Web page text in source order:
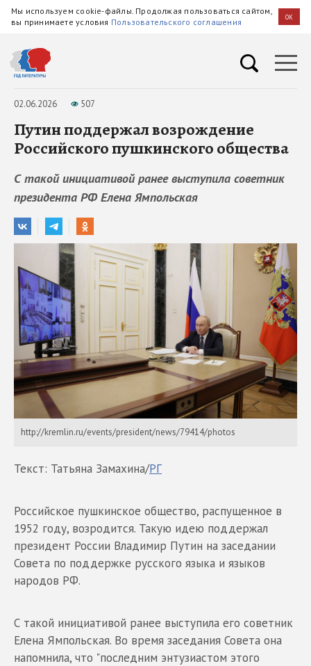
Мы используем cookie-файлы. Продолжая пользоваться сайтом,
вы принимаете условия Пользовательского соглашения OK
02.06.2026 507
Путин поддержал возрождение
Российского пушкинского общества
С такой инициативой ранее выступила советник
президента РФ Елена Ямпольская
http://kremlin.ru/events/president/news/79414/photos
Текст: Татьяна Замахина/РГ
Российское пушкинское общество, распущенное в
1952 году, возродится. Такую идею поддержал
президент России Владимир Путин на заседании
Совета по поддержке русского языка и языков
народов РФ.
С такой инициативой ранее выступила его советник
Елена Ямпольская. Во время заседания Совета она
напомнила, что "последним энтузиастом этого